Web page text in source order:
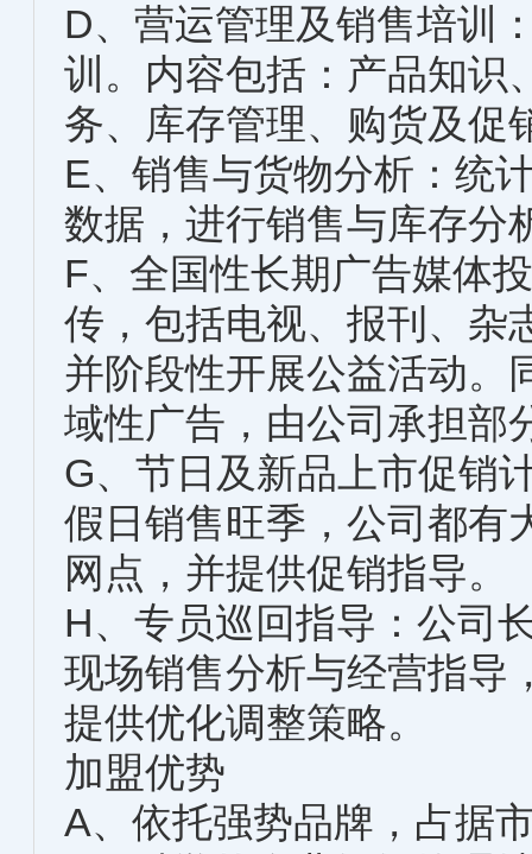
D、营运管理及销售培训
训。内容包括：产品知识
务、库存管理、购货及促
E、销售与货物分析：统
数据，进行销售与库存分
F、全国性长期广告媒体
传，包括电视、报刊、杂
并阶段性开展公益活动。
域性广告，由公司承担部
G、节日及新品上市促销
假日销售旺季，公司都有
网点，并提供促销指导。
H、专员巡回指导：公司
现场销售分析与经营指导
提供优化调整策略。
加盟优势
A、依托强势品牌，占据